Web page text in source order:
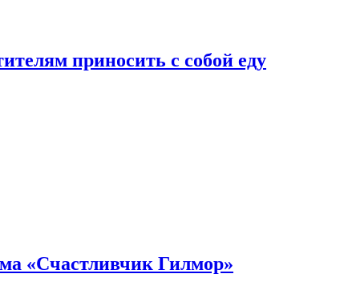
приносить с собой еду
«Счастливчик Гилмор»